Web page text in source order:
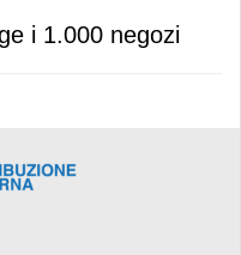
i 1.000 negozi